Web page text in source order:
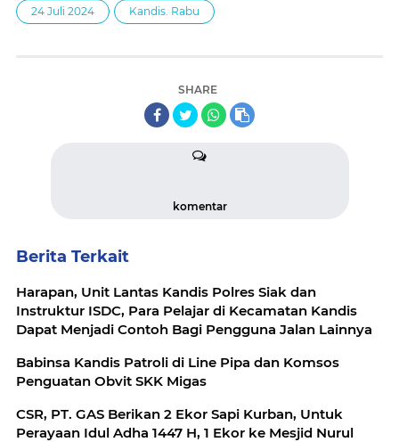
24 Juli 2024 Kandis. Rabu
SHARE
komentar
Berita Terkait
Harapan, Unit Lantas Kandis Polres Siak dan
Instruktur ISDC, Para Pelajar di Kecamatan Kandis
Dapat Menjadi Contoh Bagi Pengguna Jalan Lainnya
Babinsa Kandis Patroli di Line Pipa dan Komsos
Penguatan Obvit SKK Migas
CSR, PT. GAS Berikan 2 Ekor Sapi Kurban, Untuk
Perayaan Idul Adha 1447 H, 1 Ekor ke Mesjid Nurul